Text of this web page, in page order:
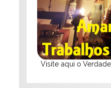
Visite aqui o